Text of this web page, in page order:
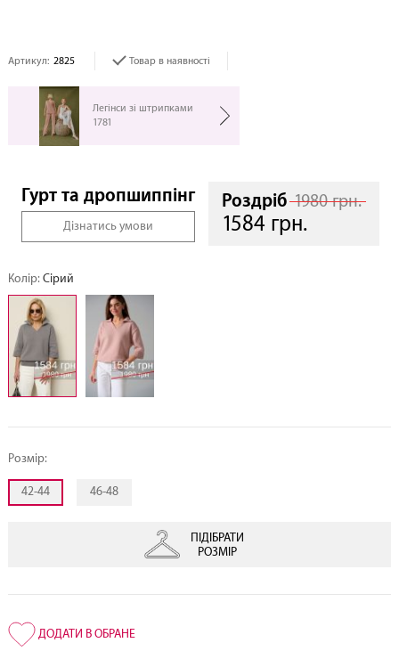
Артикул: 2825 Товар в наявності
Легінси зі штрипками
1781
Гурт та дропшиппінг
Дізнатись умови
Роздріб 1980 грн.
1584 грн.
Колір: Сірий
Розмір:
42-44 46-48
ПІДІБРАТИ
РОЗМІР